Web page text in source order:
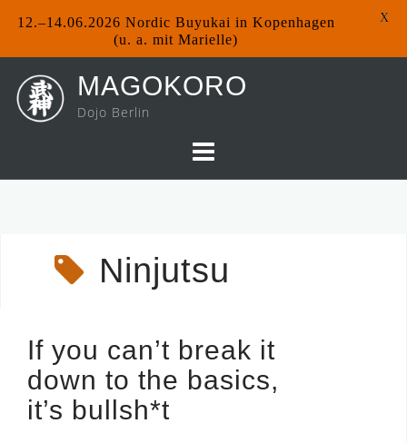
content
MAGOKORO
Dojo Berlin
Ninjutsu
If you can’t break it
down to the basics,
it’s bullsh*t
12.–14.06.2026 Nordic Buyukai in Kopenhagen
(u. a. mit Marielle)
X